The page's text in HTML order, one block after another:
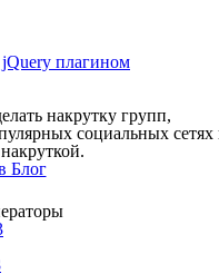
плагином
накрутку групп,
социальных сетях
Блог